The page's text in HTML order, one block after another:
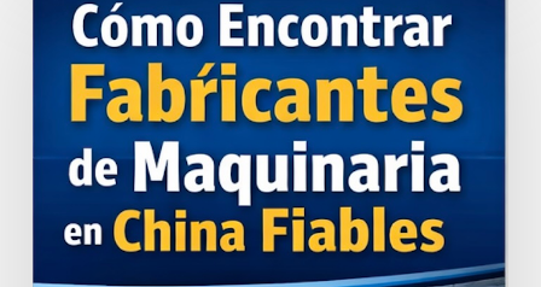
encontrar
fabricantes
maquinaria
China